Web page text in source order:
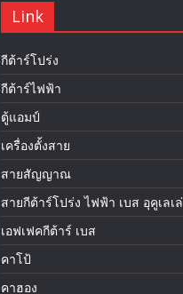
Link
กีต้าร์โปร่ง
กีต้าร์ไฟฟ้า
ตู้แอมป์
เครื่องตั้งสาย
สายสัญญาณ
สายกีต้าร์โปร่ง ไฟฟ้า เบส อุคูเลเล่
เอฟเฟคกีต้าร์ เบส
คาโป้
คาฮอง